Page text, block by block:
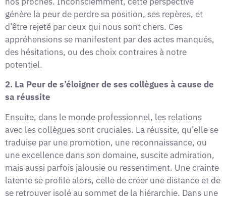
génère la peur de perdre sa position, ses repères, et
d’être rejeté par ceux qui nous sont chers. Ces
appréhensions se manifestent par des actes manqués,
des hésitations, ou des choix contraires à notre
potentiel.
2. La Peur de s’éloigner de ses collègues à cause de
sa réussite
Ensuite, dans le monde professionnel, les relations
avec les collègues sont cruciales. La réussite, qu’elle se
traduise par une promotion, une reconnaissance, ou
une excellence dans son domaine, suscite admiration,
mais aussi parfois jalousie ou ressentiment. Une crainte
latente se profile alors, celle de créer une distance et de
se retrouver isolé au sommet de la hiérarchie. Dans une